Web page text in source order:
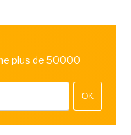
plus de 50000
OK